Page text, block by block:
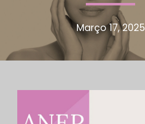
Março 17, 2025